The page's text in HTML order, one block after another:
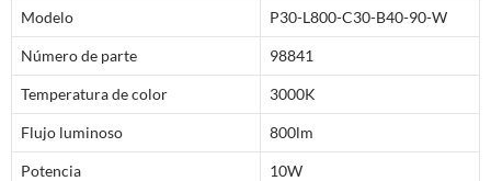
Modelo P30-L800-C30-B40-90-W
Número de parte 98841
Temperatura de color 3000K
Flujo luminoso 800lm
Potencia 10W